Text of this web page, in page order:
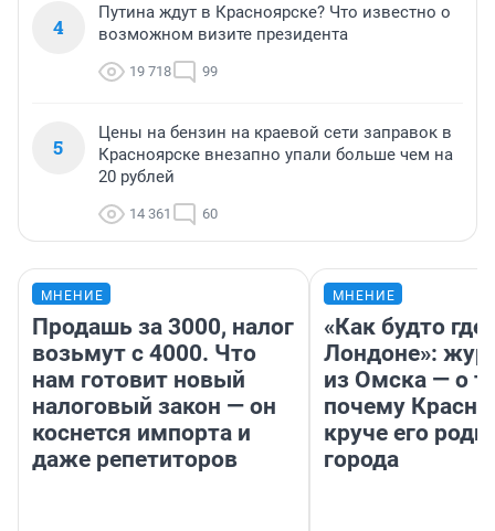
4
Путина ждут в Красноярске? Что известно о
возможном визите президента
19 718 99
5
Цены на бензин на краевой сети заправок в
Красноярске внезапно упали больше чем на
20 рублей
14 361 60
МНЕНИЕ
Продашь за 3000, налог
возьмут с 4000. Что
нам готовит новый
налоговый закон — он
коснется импорта и
даже репетиторов
МНЕНИЕ
«Как будто
Лондоне»:
из Омска — о
почему
круче его
города